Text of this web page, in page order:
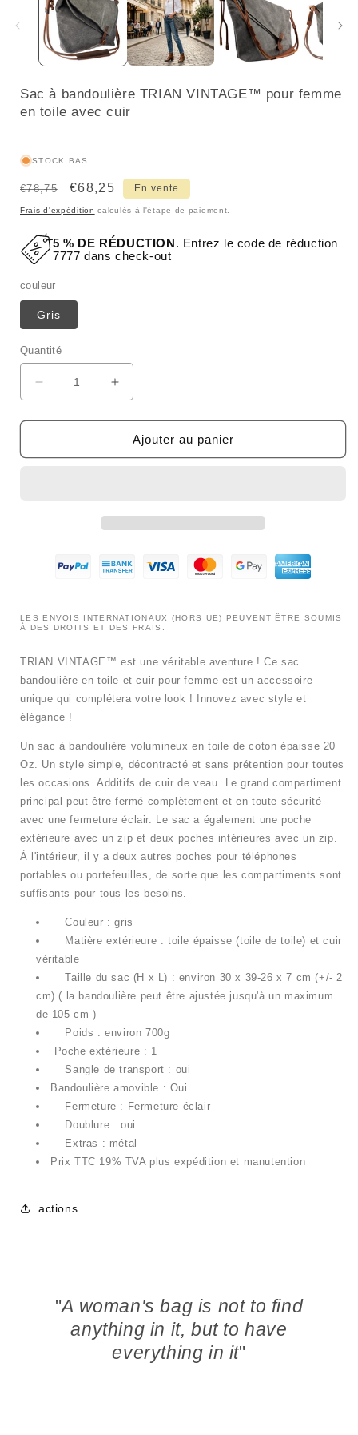
Sac à bandoulière TRIAN VINTAGE™ pour femme
en toile avec cuir
STOCK BAS
Prix
habituel
€78,75
Prix
promotionnel
€68,25 En vente
Frais d'expédition calculés à l'étape de paiement.
5 % DE RÉDUCTION. Entrez le code de réduction
7777 dans check-out
couleur
Gris
Quantité
Réduire
la
quantité
Sac
cuir
Augmenter
la
quantité
Sac
femme
en
cuir
Ajouter au panier
LES ENVOIS INTERNATIONAUX (HORS UE) PEUVENT ÊTRE SOUMIS
À DES DROITS ET DES FRAIS.
TRIAN VINTAGE™ est une véritable aventure ! Ce sac
bandoulière en toile et cuir pour femme est un accessoire
unique qui complétera votre look ! Innovez avec style et
élégance !
Un sac à bandoulière volumineux en toile de coton épaisse 20
Oz. Un style simple, décontracté et sans prétention pour toutes
les occasions. Additifs de cuir de veau. Le grand compartiment
principal peut être fermé complètement et en toute sécurité
avec une fermeture éclair. Le sac a également une poche
extérieure avec un zip et deux poches intérieures avec un zip.
À l'intérieur, il y a deux autres poches pour téléphones
portables ou portefeuilles, de sorte que les compartiments sont
suffisants pour tous les besoins.
Couleur : gris
Matière extérieure : toile épaisse (toile de toile) et cuir
véritable
Taille du sac (H x L) : environ 30 x 39-26 x 7 cm (+/- 2
cm) ( la bandoulière peut être ajustée jusqu'à un maximum
de 105 cm )
Poids : environ 700g
Poche extérieure : 1
Sangle de transport : oui
Bandoulière amovible : Oui
Fermeture : Fermeture éclair
Doublure : oui
Extras : métal
Prix ​​TTC 19% TVA plus expédition et manutention
actions
"A woman's bag is not to find
anything in it, but to have
everything in it"